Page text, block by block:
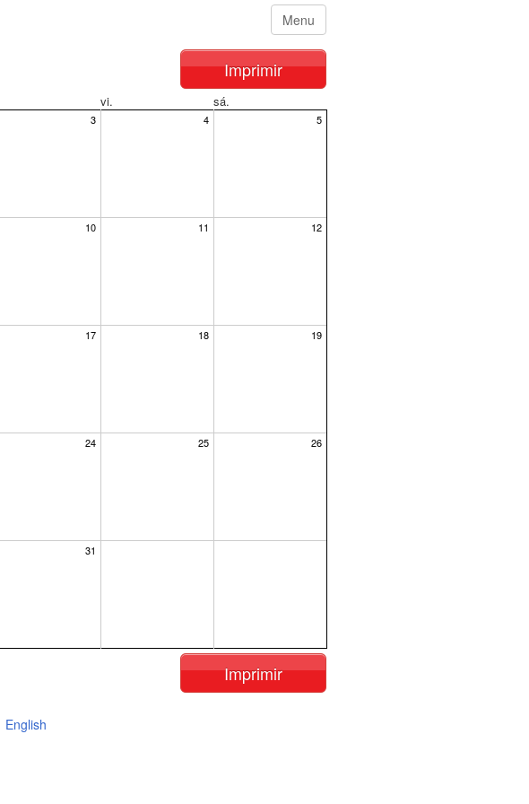
Menu
Imprimir
vi. sá.
3 4 5
10 11 12
17 18 19
24 25 26
31
Imprimir
English